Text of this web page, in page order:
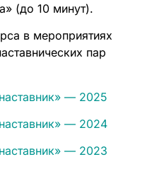
(до 10 минут).
в мероприятиях
пар
— 2025
— 2024
— 2023